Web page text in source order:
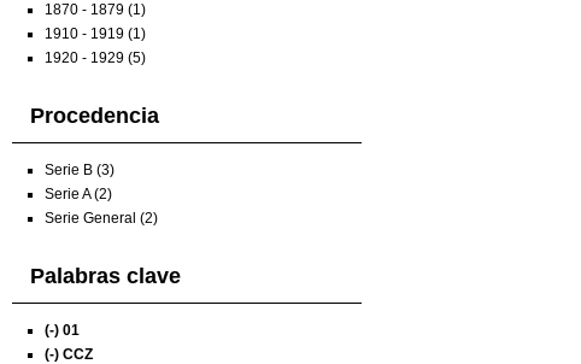
1870 - 1879 (1)
1910 - 1919 (1)
1920 - 1929 (5)
Procedencia
Serie B (3)
Serie A (2)
Serie General (2)
Palabras clave
(-) 01
(-) CCZ